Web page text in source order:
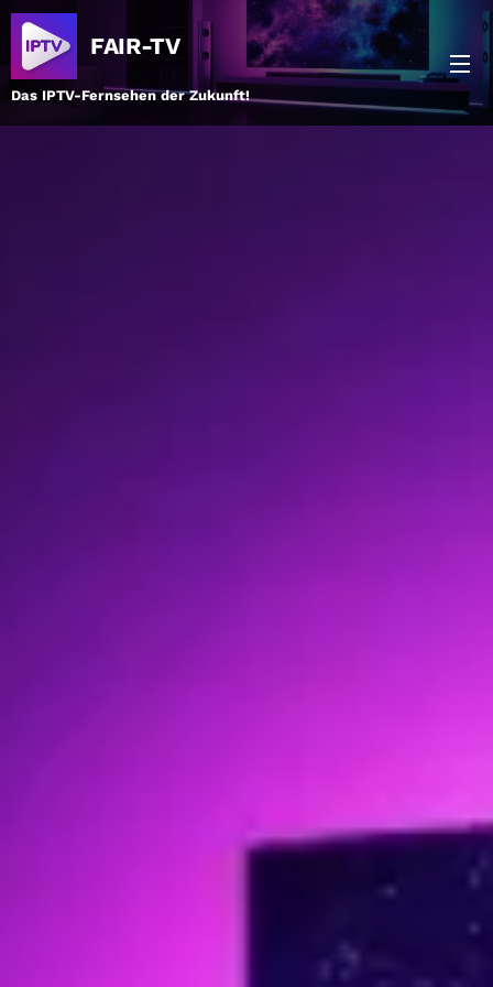
FAIR-TV
Das IPTV-Fernsehen der Zukunft!